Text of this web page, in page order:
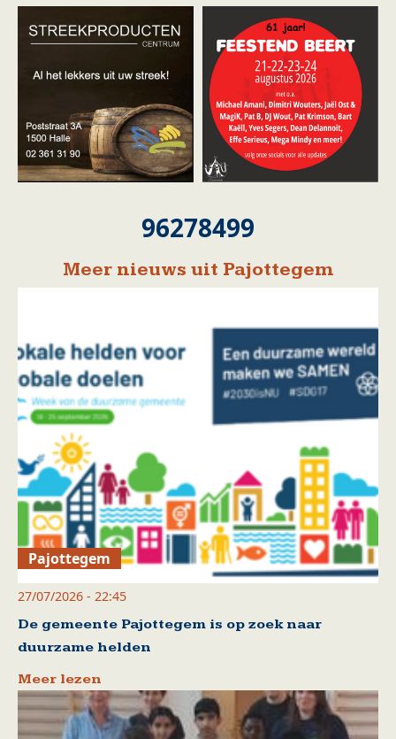
96278499
Meer nieuws uit Pajottegem
Pajottegem
27/07/2026 - 22:45
De gemeente Pajottegem is op zoek naar
duurzame helden
Meer lezen